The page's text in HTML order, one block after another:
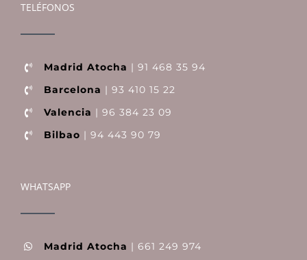
TELÉFONOS
Madrid Atocha | 91 468 35 94
Barcelona | 93 410 15 22
Valencia | 96 384 23 09
Bilbao | 94 443 90 79
WHATSAPP
Madrid Atocha | 661 249 974